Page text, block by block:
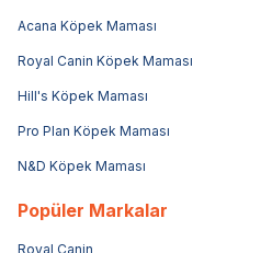
Acana Köpek Maması
Royal Canin Köpek Maması
Hill's Köpek Maması
Pro Plan Köpek Maması
N&D Köpek Maması
Popüler Markalar
Royal Canin